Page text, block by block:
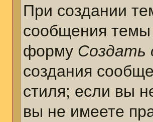
При создании
сообщения темы
форму Создать
создания
стиля; если вы
вы не имеете